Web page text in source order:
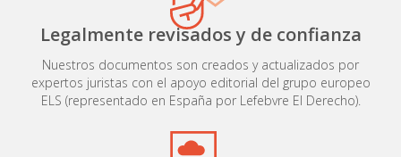
Legalmente revisados y de confianza
Nuestros documentos son creados y actualizados por
expertos juristas con el apoyo editorial del grupo europeo
ELS (representado en España por Lefebvre El Derecho).